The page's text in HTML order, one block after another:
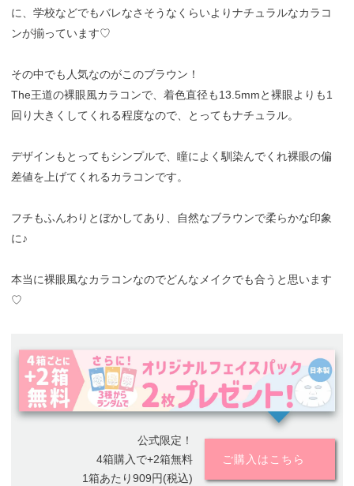
に、学校などでもバレなさそうなくらいよりナチュラルなカラコ
ンが揃っています♡
その中でも人気なのがこのブラウン！
The王道の裸眼風カラコンで、着色直径も13.5mmと裸眼よりも1
回り大きくしてくれる程度なので、とってもナチュラル。
デザインもとってもシンプルで、瞳によく馴染んでくれ裸眼の偏
差値を上げてくれるカラコンです。
フチもふんわりとぼかしてあり、自然なブラウンで柔らかな印象
に♪
本当に裸眼風なカラコンなのでどんなメイクでも合うと思います
♡
公式限定！
4箱購入で+2箱無料
1箱あたり909円(税込)
ご購入はこちら